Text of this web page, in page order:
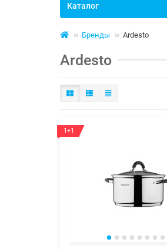
Каталог
Бренды Ardesto
Ardesto
1+1